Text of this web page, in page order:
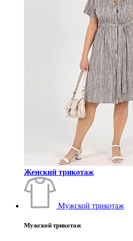
Женский трикотаж
Мужской трикотаж
Мужской трикотаж